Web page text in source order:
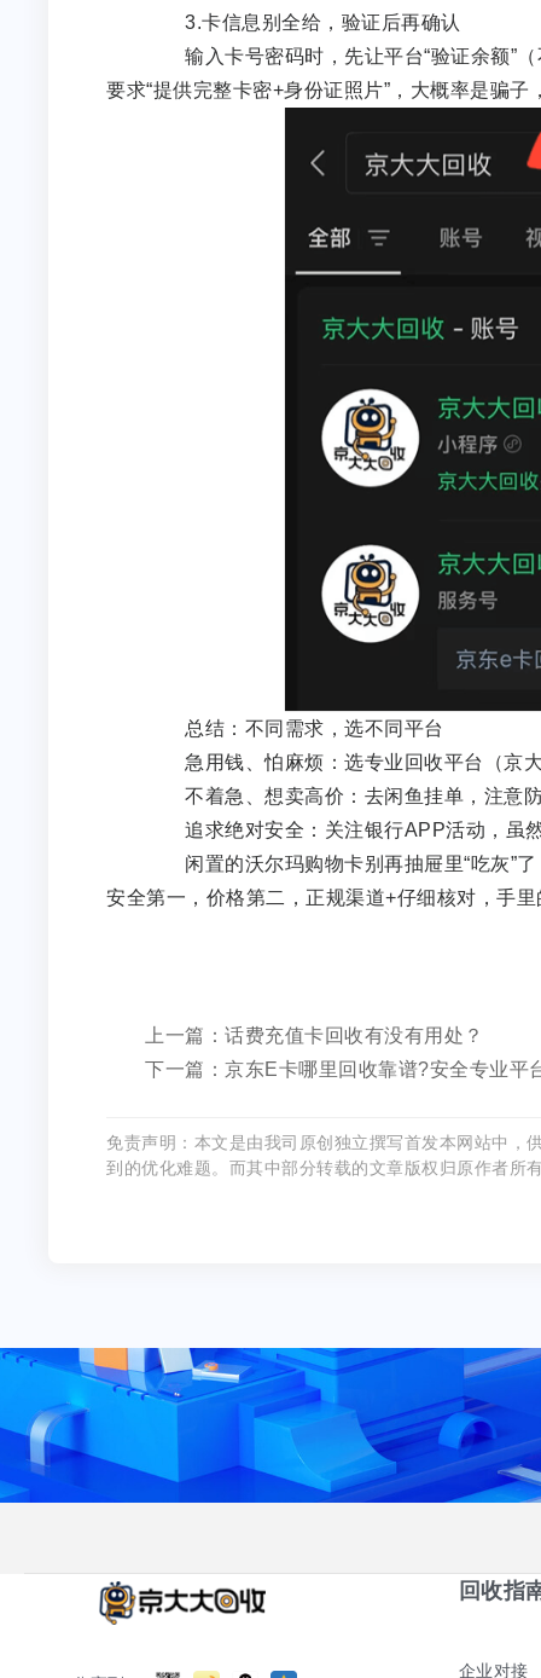
3.卡信息别全给，验证后再确认
输入卡号密码时，先让平台“验证余额”（
要求“提供完整卡密+身份证照片”，大概率是骗子
总结：不同需求，选不同平台
急用钱、怕麻烦：选专业回收平台（京
不着急、想卖高价：去闲鱼挂单，注意
追求绝对安全：关注银行APP活动，虽
闲置的沃尔玛购物卡别再抽屉里“吃灰”了
安全第一，价格第二，正规渠道+仔细核对，
上一篇：话费充值卡回收有没有用处？
下一篇：京东E卡哪里回收靠谱?安全专业平
免责声明：本文是由我司原创独立撰写首发本网站中，
到的优化难题。而其中部分转载的文章版权归原作者所
回收指
企业对接